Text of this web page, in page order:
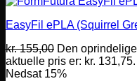
EasyFil ePLA (Squirrel
kr.155,00 Den
aktuelle pris er: kr. 131,75.
Nedsat 15%